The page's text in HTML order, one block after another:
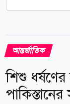
আন্তর্জাতিক
শিশু